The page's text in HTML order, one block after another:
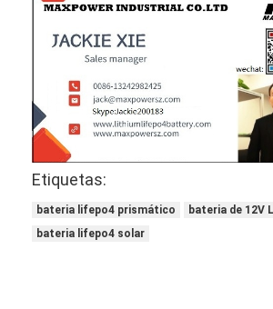
Excursão da fábrica
Controle da qualidade
Contacte-nos
Notícia
Etiquetas:
bateria lifepo4 prismático
bateria de 12V
bateria lifepo4 solar